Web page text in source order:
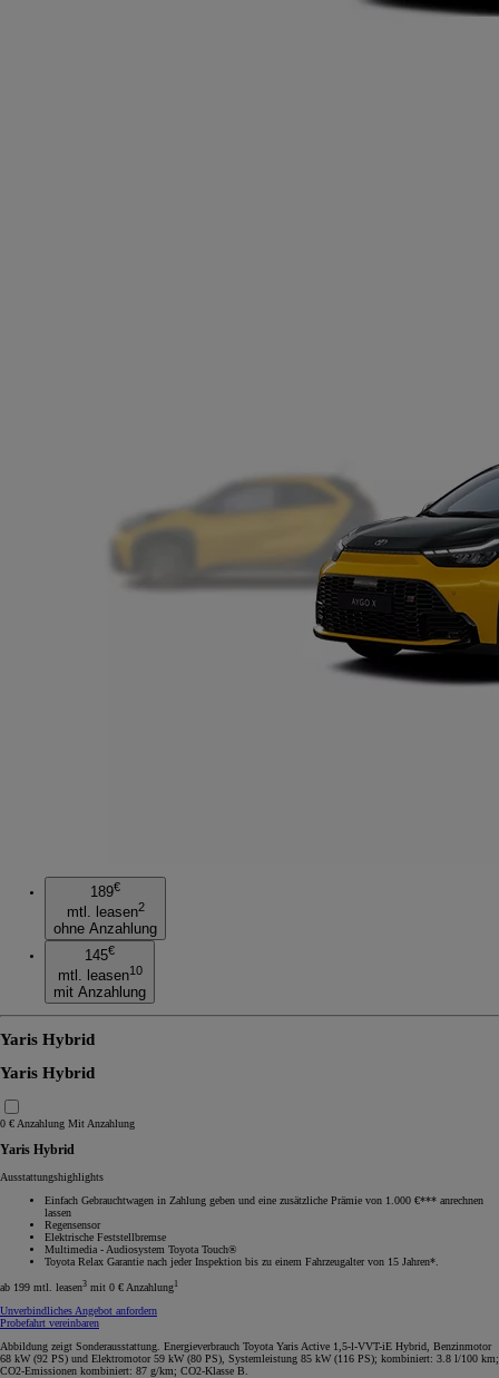
189€
mtl. leasen2
ohne Anzahlung
145€
mtl. leasen10
mit Anzahlung
Yaris Hybrid
Yaris Hybrid
0 € Anzahlung Mit Anzahlung
Yaris Hybrid
Ausstattungshighlights
Einfach Gebrauchtwagen in Zahlung geben und eine zusätzliche Prämie von 1.000 €*** anrechnen
lassen
Regensensor
Elektrische Feststellbremse
Multimedia - Audiosystem Toyota Touch®
Toyota Relax Garantie nach jeder Inspektion bis zu einem Fahrzeugalter von 15 Jahren*.
ab 199 mtl. leasen3 mit 0 € Anzahlung1
Unverbindliches Angebot anfordern
Probefahrt vereinbaren
Abbildung zeigt Sonderausstattung. Energieverbrauch Toyota Yaris Active 1,5-l-VVT-iE Hybrid, Benzinmotor
68 kW (92 PS) und Elektromotor 59 kW (80 PS), Systemleistung 85 kW (116 PS); kombiniert: 3.8 l/100 km;
CO2-Emissionen kombiniert: 87 g/km; CO2-Klasse B.